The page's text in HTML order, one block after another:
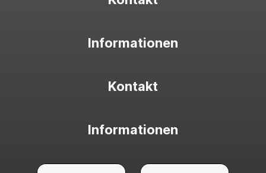
Informationen
Kontakt
Informationen